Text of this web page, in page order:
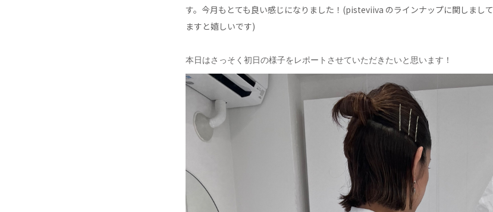
す。今月もとても良い感じになりました！(pisteviiva のラインナップに関しまして
ますと嬉しいです)
本日はさっそく初日の様子をレポートさせていただきたいと思います！